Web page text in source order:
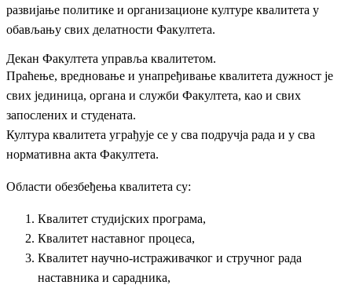
развијање политике и организационе културе квалитета у
обављању свих делатности Факултета.
Декан Факултета управља квалитетом.
Праћење, вредновање и унапређивање квалитета дужност је
свих јединица, органа и служби Факултета, као и свих
запослених и студената.
Култура квалитета уграђује се у сва подручја рада и у сва
нормативна акта Факултета.
Области обезбеђења квалитета су:
Квалитет студијских програма,
Квалитет наставног процеса,
Квалитет научно-истраживачког и стручног рада
наставника и сарадника,